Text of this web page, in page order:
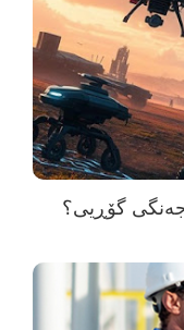
گۆڕیی؟